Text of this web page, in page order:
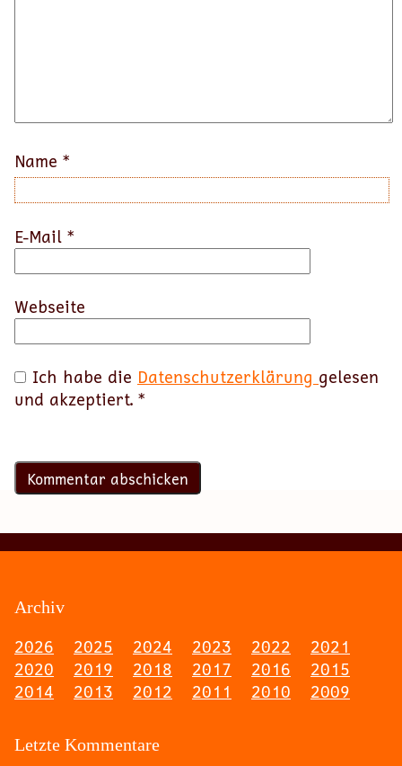
Name *
E-Mail *
Webseite
Ich habe die Datenschutzerklärung gelesen
und akzeptiert. *
Archiv
2026 2025 2024 2023 2022
2021
2020
2019 2018 2017 2016
2015
2014
2013 2012 2011 2010 2009
Letzte Kommentare